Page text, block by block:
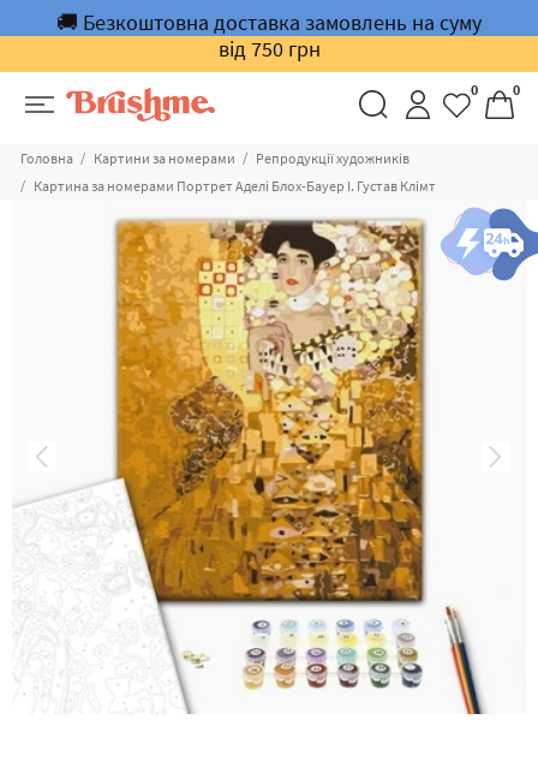
🚚 Безкоштовна доставка замовлень на суму
від 750 грн
0 0
Головна Картини за номерами
Репродукції художників
Картина за номерами Портрет Аделі Блох-Бауер I. Густав Клімт